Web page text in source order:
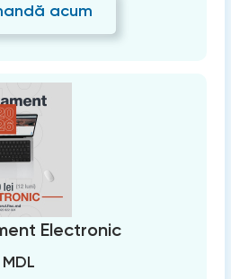
acum
Electronic
MDL